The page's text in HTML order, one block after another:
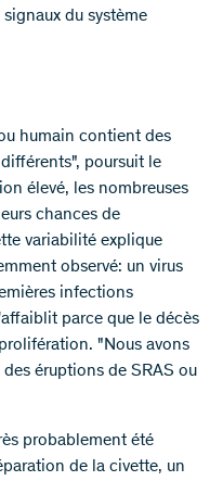
du système
humain contient des
poursuit le
élevé, les nombreuses
chances de
variabilité explique
observé: un virus
infections
parce que le décès
"Nous avons
éruptions de SRAS ou
probablement été
de la civette, un